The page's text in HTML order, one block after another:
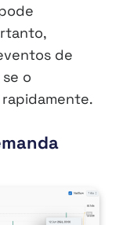
de
o